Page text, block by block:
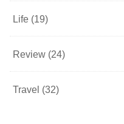
Life (19)
Review (24)
Travel (32)